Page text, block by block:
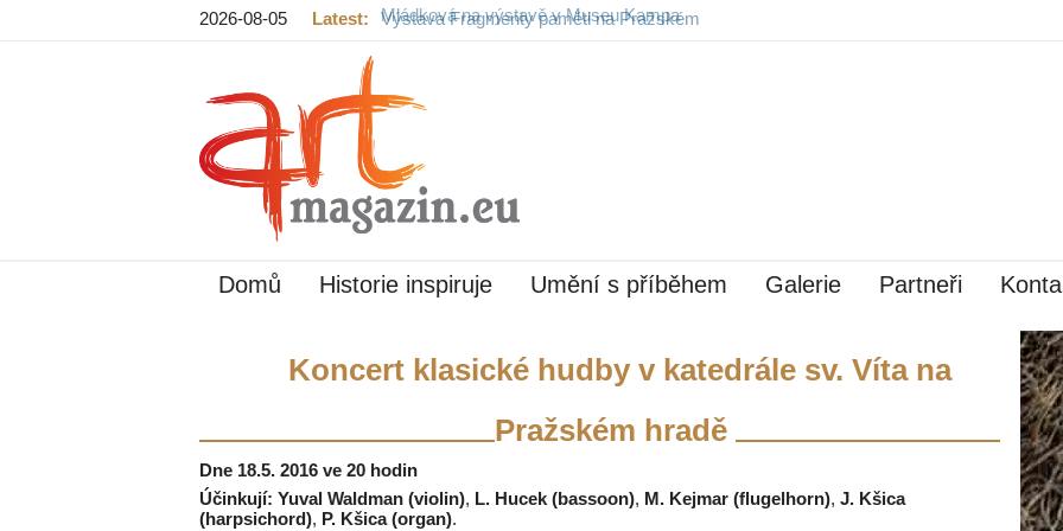
2026-08-05 Latest:
Výstava Fragmenty paměti na Pražském
Domů Historie inspiruje Umění s příběhem Galerie Partneři
Koncert klasické hudby v katedrále sv. Víta na
Pražském hradě
Dne 18.5. 2016 ve 20 hodin
Účinkují: Yuval Waldman (violin), L. Hucek (bassoon), M. Kejmar (flugelhorn), J. Kšica
(harpsichord), P. Kšica (organ).